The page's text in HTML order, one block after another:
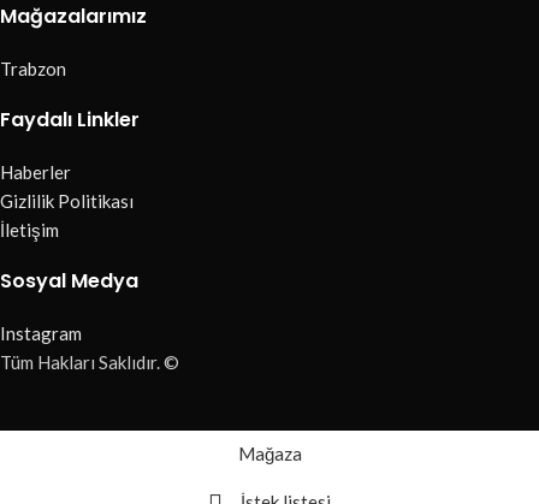
Mağazalarımız
Trabzon
Faydalı Linkler
Haberler
Gizlilik Politikası
İletişim
Sosyal Medya
Instagram
Tüm Hakları Saklıdır. ©
Mağaza